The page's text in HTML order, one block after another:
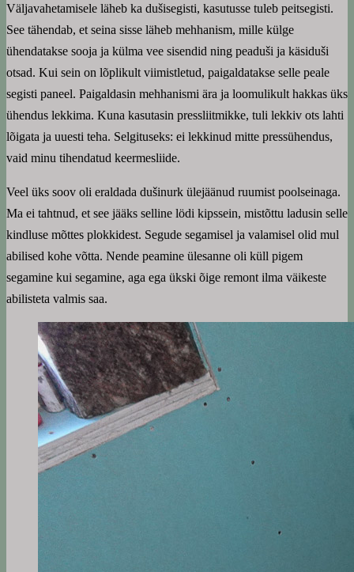
Väljavahetamisele läheb ka dušisegisti, kasutusse tuleb peitsegisti.
See tähendab, et seina sisse läheb mehhanism, mille külge
ühendatakse sooja ja külma vee sisendid ning peaduši ja käsiduši
otsad. Kui sein on lõplikult viimistletud, paigaldatakse selle peale
segisti paneel. Paigaldasin mehhanismi ära ja loomulikult hakkas üks
ühendus lekkima. Kuna kasutasin pressliitmikke, tuli lekkiv ots lahti
lõigata ja uuesti teha. Selgituseks: ei lekkinud mitte pressühendus,
vaid minu tihendatud keermesliide.
Veel üks soov oli eraldada dušinurk ülejäänud ruumist poolseinaga.
Ma ei tahtnud, et see jääks selline lödi kipssein, mistõttu ladusin selle
kindluse mõttes plokkidest. Segude segamisel ja valamisel olid mul
abilised kohe võtta. Nende peamine ülesanne oli küll pigem
segamine kui segamine, aga ega ükski õige remont ilma väikeste
abilisteta valmis saa.